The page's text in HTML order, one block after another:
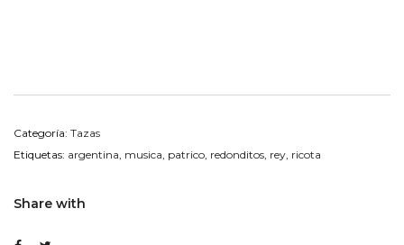
Categoría: Tazas
Etiquetas: argentina, musica, patrico, redonditos, rey, ricota
Share with